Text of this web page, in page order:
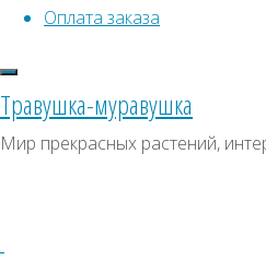
Оплата заказа
Травушка-муравушка
Мир прекрасных растений,
Поиск
Белла
F1
Искать:
СКИДКИ, АКЦИИ